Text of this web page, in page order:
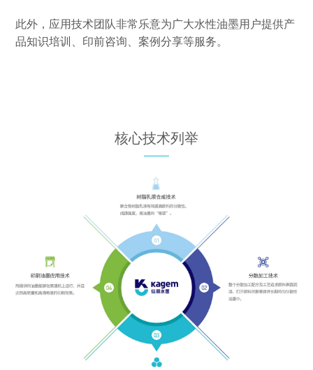
此外，应用技术团队非常乐意为广大水性油墨用户提供产
品知识培训、印前咨询、案例分享等服务。
核心技术列举